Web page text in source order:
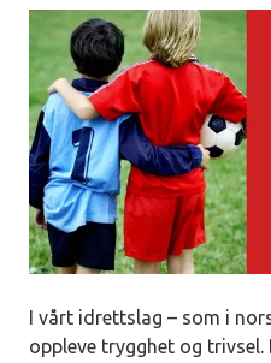
I vårt idrettslag – som i
oppleve trygghet og